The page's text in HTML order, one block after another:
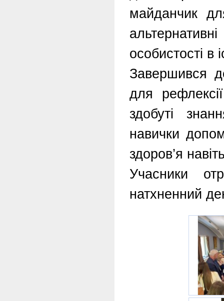
майданчик
особистості в
Завершився
для
здобуті
навички
здоров’я
Учасники
натхненний